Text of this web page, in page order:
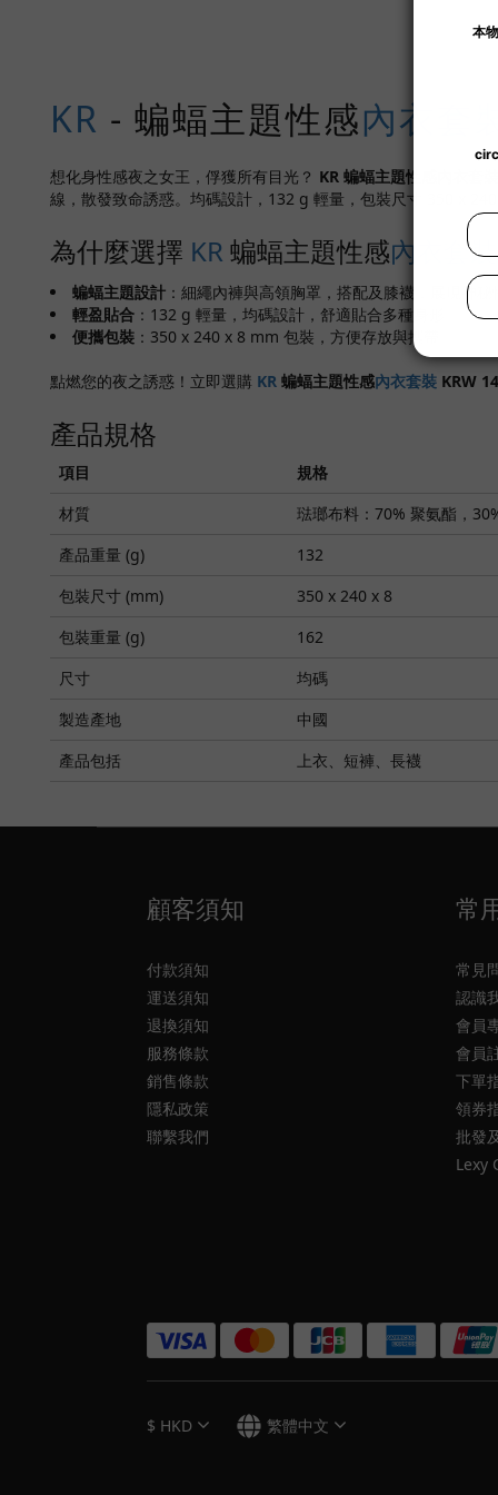
KR - 蝙蝠主題性感內衣套
想化身性感夜之女王，俘獲所有目光？ KR 蝙蝠主題性感內衣套
線，散發致命誘惑。均碼設計，132 g 輕量，包裝尺寸 350 x
為什麼選擇 KR 蝙蝠主題性感內衣套裝
蝙蝠主題設計 ：細繩內褲與高領胸罩，搭配及膝襪，展現神秘
輕盈貼合 ：132 g 輕量，均碼設計，舒適貼合多種身形。
便攜包裝 ：350 x 240 x 8 mm 包裝，方便存放與攜帶。
點燃您的夜之誘惑！立即選購 KR 蝙蝠主題性感內衣套裝 KRW
產品規格
項目
規格
材質
琺瑯布料：70% 聚氨酯，
產品重量 (g)
132
包裝尺寸 (mm)
350 x 240 x 8
包裝重量 (g)
162
尺寸
均碼
製造產地
中國
產品包括
上衣、短褲、長襪
顧客須知
付款須知
運送須知
退換須知
服務條款
銷售條款
隱私政策
聯繫我們
常
常見
認識
會員
會員
下單
領券
批發
Lexy
$ HKD 繁體中文